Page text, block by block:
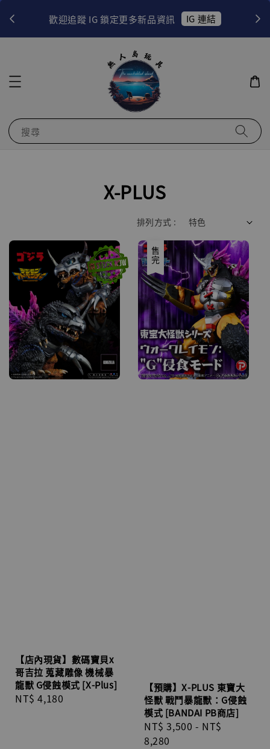
歡迎追蹤 IG 鎖定更多新品資訊 IG 連結
搜尋
X-PLUS
排列方式 :
【店內現貨】數碼寶貝x
哥吉拉 蒐藏雕像 機械暴
龍獸 G侵蝕模式 [X-Plus]
Regular
NT$ 4,180
售完
【預購】X-PLUS 東寶大
怪獸 戰鬥暴龍獸：G侵蝕
模式 [BANDAI PB商店]
Regular
price
NT$ 3,500 - NT$
8,280